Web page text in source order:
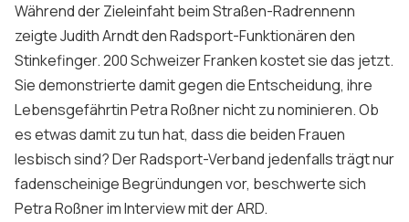
Sign up
Während der Zieleinfaht beim Straßen-Radrennenn
zeigte Judith Arndt den Radsport-Funktionären den
Stinkefinger. 200 Schweizer Franken kostet sie das jetzt.
Sie demonstrierte damit gegen die Entscheidung, ihre
Lebensgefährtin Petra Roßner nicht zu nominieren. Ob
es etwas damit zu tun hat, dass die beiden Frauen
lesbisch sind? Der Radsport-Verband jedenfalls trägt nur
fadenscheinige Begründungen vor, beschwerte sich
Petra Roßner im Interview mit der ARD.